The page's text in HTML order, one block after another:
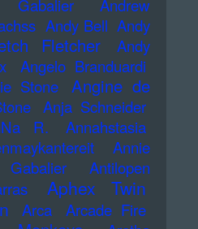
Gabalier
Andrew
Andy Bell Andy
Fletcher
Andy
Angelo Branduardi
Stone
Angine de
Anja Schneider
R.
Annahstasia
Annie
Antilopen
Aphex Twin
Arca Arcade Fire